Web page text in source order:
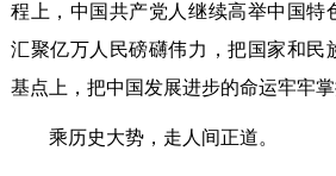
程上，中国共产党人继续高举中国特
汇聚亿万人民磅礴伟力，把国家和民
基点上，把中国发展进步的命运牢牢掌
乘历史大势，走人间正道。